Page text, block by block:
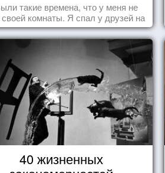
такие времена, что у меня не
комнаты. Я спал у друзей на
а для того, чтобы купить еды -
бутылки из под кока-колы"
40 жизненных